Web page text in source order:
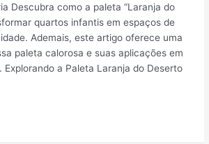
Descubra como a paleta “Laranja do
quartos infantis em espaços de
Ademais, este artigo oferece uma
paleta calorosa e suas aplicações em
Explorando a Paleta Laranja do Deserto